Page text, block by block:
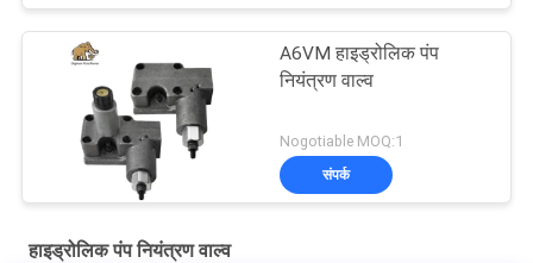
A6VM हाइड्रोलिक पंप
नियंत्रण वाल्व
Nogotiable MOQ:1
संपर्क
हाइड्रोलिक पंप नियंत्रण वाल्व